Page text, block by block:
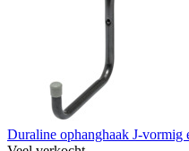
Duraline ophanghaak J-vormig